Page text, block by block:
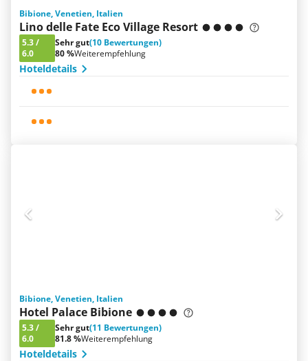
Bibione, Venetien, Italien
Lino delle Fate Eco Village Resort
5.3/
6.0
Sehr gut(10 Bewertungen)
80 %Weiterempfehlung
Hoteldetails
Bibione, Venetien, Italien
Hotel Palace Bibione
5.3/
6.0
Sehr gut(11 Bewertungen)
81.8 %Weiterempfehlung
Hoteldetails